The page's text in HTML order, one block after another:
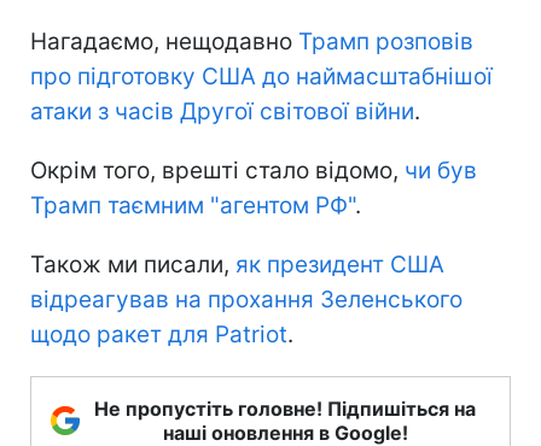
Нагадаємо, нещодавно Трамп розповів
про підготовку США до наймасштабнішої
атаки з часів Другої світової війни.
Окрім того, врешті стало відомо, чи був
Трамп таємним "агентом РФ".
Також ми писали, як президент США
відреагував на прохання Зеленського
щодо ракет для Patriot.
Не пропустіть головне! Підпишіться на
наші оновлення в Google!